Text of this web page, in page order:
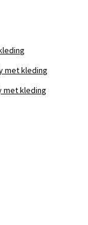
met kleding
met kleding